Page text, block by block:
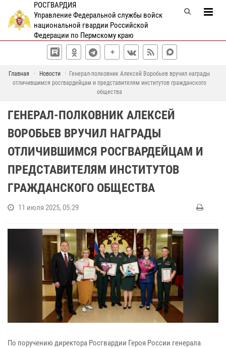
РОСГВАРДИЯ
Управление Федеральной службы войск
национальной гвардии Российской
Федерации по Пермскому краю
Главная Новости
Генерал-полковник Алексей Воробьев вручил награды
отличившимся росгвардейцам и представителям институтов гражданского
общества
ГЕНЕРАЛ-ПОЛКОВНИК АЛЕКСЕЙ
ВОРОБЬЕВ ВРУЧИЛ НАГРАДЫ
ОТЛИЧИВШИМСЯ РОСГВАРДЕЙЦАМ И
ПРЕДСТАВИТЕЛЯМ ИНСТИТУТОВ
ГРАЖДАНСКОГО ОБЩЕСТВА
11 июля 2025, 05:29
По поручению директора Росгвардии Героя России генерала